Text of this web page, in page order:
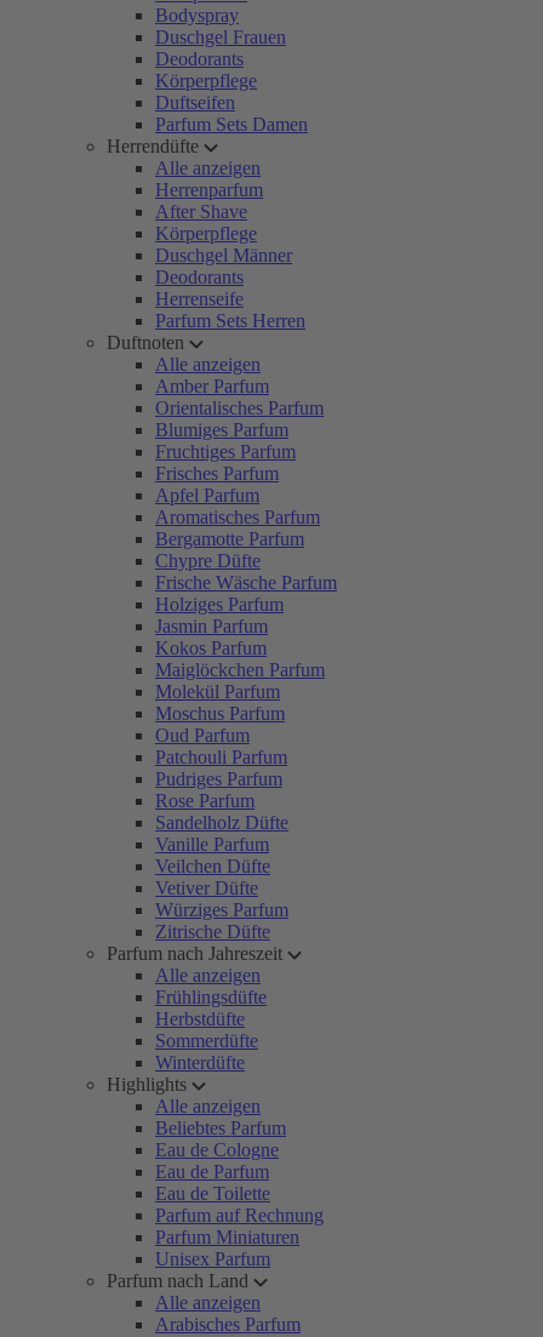
Bodyspray
Duschgel Frauen
Deodorants
Körperpflege
Duftseifen
Parfum Sets Damen
Herrendüfte
Alle anzeigen
Herrenparfum
After Shave
Körperpflege
Duschgel Männer
Deodorants
Herrenseife
Parfum Sets Herren
Duftnoten
Alle anzeigen
Amber Parfum
Orientalisches Parfum
Blumiges Parfum
Fruchtiges Parfum
Frisches Parfum
Apfel Parfum
Aromatisches Parfum
Bergamotte Parfum
Chypre Düfte
Frische Wäsche Parfum
Holziges Parfum
Jasmin Parfum
Kokos Parfum
Maiglöckchen Parfum
Molekül Parfum
Moschus Parfum
Oud Parfum
Patchouli Parfum
Pudriges Parfum
Rose Parfum
Sandelholz Düfte
Vanille Parfum
Veilchen Düfte
Vetiver Düfte
Würziges Parfum
Zitrische Düfte
Parfum nach Jahreszeit
Alle anzeigen
Frühlingsdüfte
Herbstdüfte
Sommerdüfte
Winterdüfte
Highlights
Alle anzeigen
Beliebtes Parfum
Eau de Cologne
Eau de Parfum
Eau de Toilette
Parfum auf Rechnung
Parfum Miniaturen
Unisex Parfum
Parfum nach Land
Alle anzeigen
Arabisches Parfum